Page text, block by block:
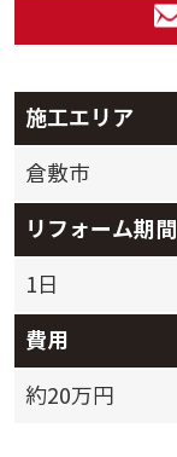
施工エリア
倉敷市
リフォーム期間
1日
費用
約20万円